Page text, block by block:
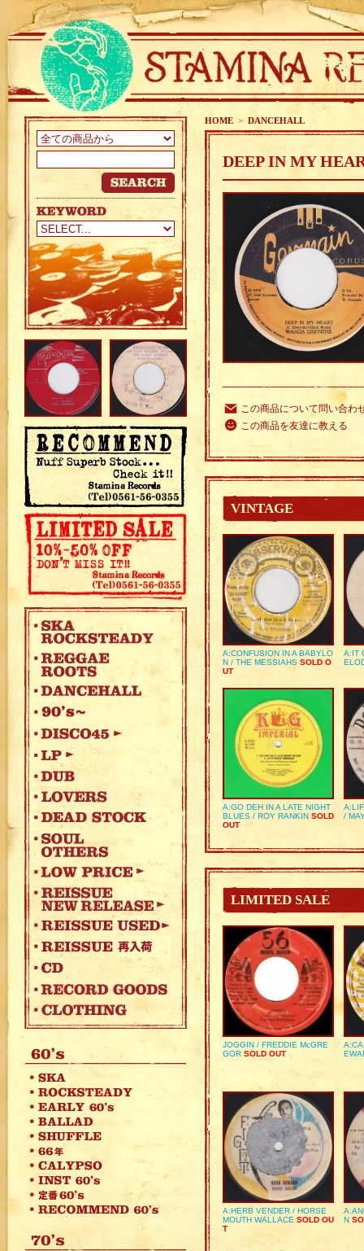
HOME > DANCEHALL
DEEP IN MY
この商品について問い合わ
この商品を友達に教える
VINTAGE
A:CONFUSION IN A BABYLO
N / THE MESSIAHS SOLD O
UT
A:IT
A:GO DEH IN A LATE NIGHT
BLUES / ROY RANKIN SOLD
OUT
/
LIMITED SALE
JOGGIN / FREDDIE McGRE
GOR SOLD OUT
A:HERB VENDER / HORSE
MOUTH WALLACE SOLD OU
T
N